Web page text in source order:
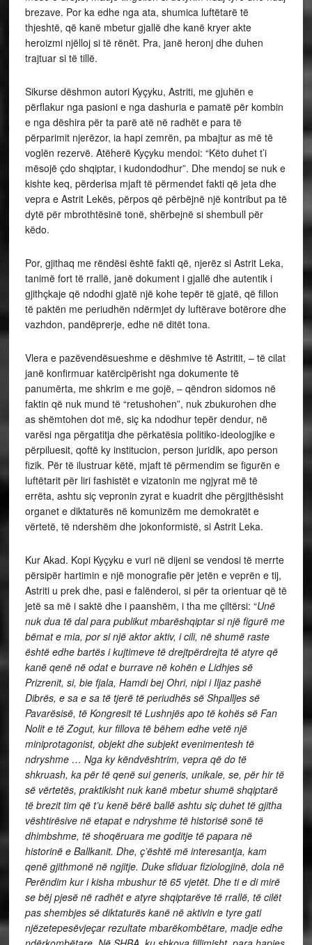
brezave. Por ka edhe nga ata, shumica luftëtarë të
thjeshtë, që kanë mbetur gjallë dhe kanë kryer akte
heroizmi njëlloj si të rënët. Pra, janë heronj dhe duhen
trajtuar si të tillë.
Sikurse dëshmon autori Kyçyku, Astriti, me gjuhën e
përflakur nga pasioni e nga dashuria e pamatë për kombin
e nga dëshira për ta parë atë në radhët e para të
përparimit njerëzor, ia hapi zemrën, pa mbajtur as më të
voglën rezervë. Atëherë Kyçyku mendoi: “Këto duhet t’i
mësojë çdo shqiptar, i kudondodhur”. Dhe mendoj se nuk e
kishte keq, përderisa mjaft të përmendet fakti që jeta dhe
vepra e Astrit Lekës, përpos që përbëjnë një kontribut pa të
dytë për mbrothtësinë tonë, shërbejnë si shembull për
këdo.
Por, gjithaq me rëndësi është fakti që, njerëz si Astrit Leka,
tanimë fort të rrallë, janë dokument i gjallë dhe autentik i
gjithçkaje që ndodhi gjatë një kohe tepër të gjatë, që fillon
të paktën me periudhën ndërmjet dy luftërave botërore dhe
vazhdon, pandëprerje, edhe në ditët tona.
Vlera e pazëvendësueshme e dëshmive të Astritit, – të cilat
janë konfirmuar katërcipërisht nga dokumente të
panumërta, me shkrim e me gojë, – qëndron sidomos në
faktin që nuk mund të “retushohen”, nuk zbukurohen dhe
as shëmtohen dot më, siç ka ndodhur tepër dendur, në
varësi nga përgatitja dhe përkatësia politiko-ideologjike e
përpiluesit, qoftë ky institucion, person juridik, apo person
fizik. Për të ilustruar këtë, mjaft të përmendim se figurën e
luftëtarit për liri fashistët e vizatonin me ngjyrat më të
errëta, ashtu siç vepronin zyrat e kuadrit dhe përgjithësisht
organet e diktaturës në komunizëm me demokratët e
vërtetë, të ndershëm dhe jokonformistë, si Astrit Leka.
Kur Akad. Kopi Kyçyku e vuri në dijeni se vendosi të merrte
përsipër hartimin e një monografie për jetën e veprën e tij,
Astriti u prek dhe, pasi e falënderoi, si për ta orientuar që të
jetë sa më i saktë dhe i paanshëm, i tha me çiltërsi: “Unë
nuk dua të dal para publikut mbarëshqiptar si një figurë me
bëmat e mia, por si një aktor aktiv, i cili, në shumë raste
është edhe bartës i kujtimeve të drejtpërdrejta të atyre që
kanë qenë në odat e burrave në kohën e Lidhjes së
Prizrenit, si, bie fjala, Hamdi bej Ohri, nipi i Iljaz pashë
Dibrës, e sa e sa të tjerë të periudhës së Shpalljes së
Pavarësisë, të Kongresit të Lushnjës apo të kohës së Fan
Nolit e të Zogut, kur fillova të bëhem edhe vetë një
miniprotagonist, objekt dhe subjekt evenimentesh të
ndryshme … Nga ky këndvështrim, vepra që do të
shkruash, ka për të qenë sui generis, unikale, se, për hir të
së vërtetës, praktikisht nuk kanë mbetur shumë shqiptarë
të brezit tim që t’u kenë bërë ballë ashtu siç duhet të gjitha
vështirësive në etapat e ndryshme të historisë sonë të
dhimbshme, të shoqëruara me goditje të papara në
historinë e Ballkanit. Dhe, ç’është më interesantja, kam
qenë gjithmonë në ngjitje. Duke sfiduar fiziologjinë, dola në
Perëndim kur i kisha mbushur të 65 vjetët. Dhe ti e di mirë
se bëj pjesë në radhët e atyre shqiptarëve të rrallë, të cilët
pas shembjes së diktaturës kanë në aktivin e tyre gati
njëzetepesëvjeçar rezultate mbarëkombëtare, madje edhe